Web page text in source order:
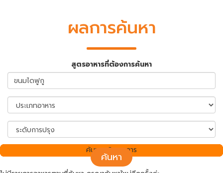
ผลการค้นหา
สูตรอาหารที่ต้องการค้นหา
ค้นหา
ค้นพบ 0 รายการ